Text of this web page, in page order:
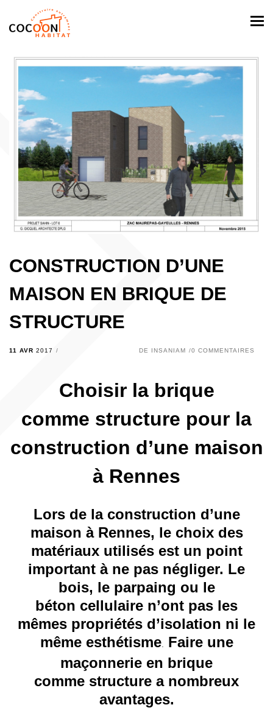
CONSTRUCTION D’UNE
MAISON EN BRIQUE DE
STRUCTURE
11 AVR 2017 DE INSANIAM 0 COMMENTAIRES
Choisir la brique
comme structure pour la
construction d’une maison
à Rennes
Lors de la construction d’une
maison à Rennes, le choix des
matériaux utilisés est un point
important à ne pas négliger. Le
bois, le parpaing ou le
béton cellulaire n’ont pas les
mêmes propriétés d’isolation ni le
même esthétisme. Faire une
maçonnerie en brique
comme structure a nombreux
avantages.